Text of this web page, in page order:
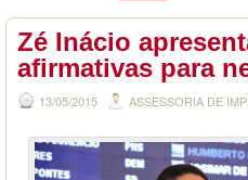
Zé Inácio
afirmativas para
13/05/2015 ASSESSORIA DE